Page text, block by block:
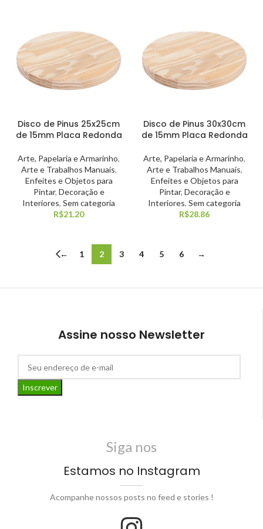
Disco de Pinus 25x25cm
de 15mm Placa Redonda
Arte, Papelaria e Armarinho,
Arte e Trabalhos Manuais,
Enfeites e Objetos para
Pintar, Decoração e
Interiores, Sem categoria
R$21.20
Disco de Pinus 30x30cm
de 15mm Placa Redonda
Arte, Papelaria e Armarinho,
Arte e Trabalhos Manuais,
Enfeites e Objetos para
Pintar, Decoração e
Interiores, Sem categoria
R$28.86
← 1 2 3 4 5 6 →
Assine nosso Newsletter
Siga nos
Estamos no Instagram
Acompanhe nossos posts no feed e stories !